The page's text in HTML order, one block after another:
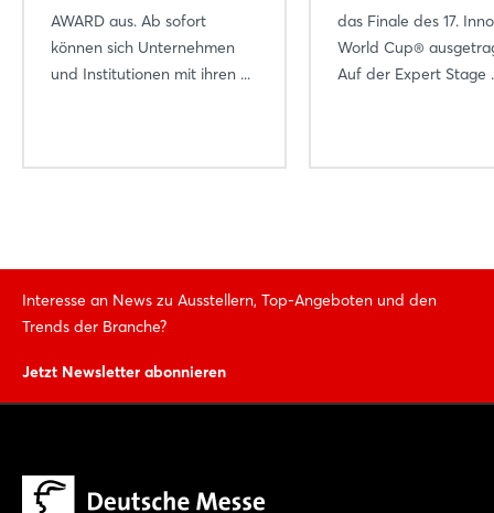
AWARD aus. Ab sofort
können sich Unternehmen
und Institutionen mit ihren ...
das Finale des 17.
World Cup®
Auf der Expert Stage
Interesse an News zu Ausstellern, Top-Angeboten und den
Trends der Branche?
Jetzt Newsletter abonnieren